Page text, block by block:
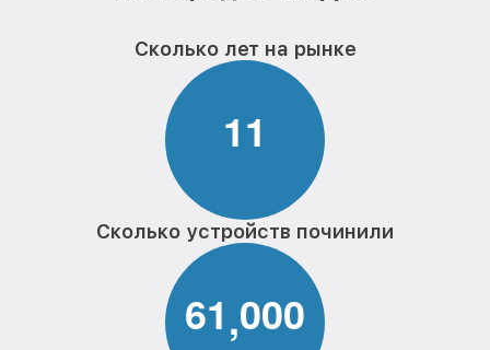
Сколько лет на рынке
11
Сколько устройств починили
61,000